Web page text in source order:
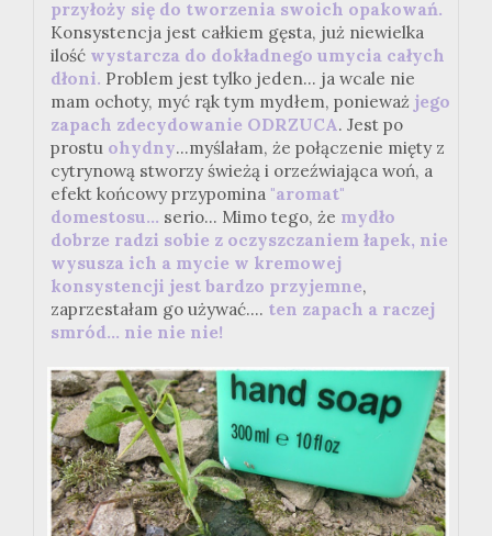
przyłoży się do tworzenia swoich opakowań.
Konsystencja jest całkiem gęsta, już niewielka
ilość wystarcza do dokładnego umycia całych
dłoni. Problem jest tylko jeden... ja wcale nie
mam ochoty, myć rąk tym mydłem, ponieważ jego
zapach zdecydowanie ODRZUCA. Jest po
prostu ohydny...myślałam, że połączenie mięty z
cytrynową stworzy świeżą i orzeźwiająca woń, a
efekt końcowy przypomina "aromat"
domestosu... serio... Mimo tego, że mydło
dobrze radzi sobie z oczyszczaniem łapek, nie
wysusza ich a mycie w kremowej
konsystencji jest bardzo przyjemne,
zaprzestałam go używać.... ten zapach a raczej
smród... nie nie nie!